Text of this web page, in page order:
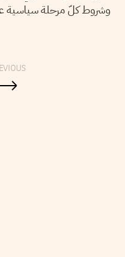
وشروط كلّ مرحلة سياسية